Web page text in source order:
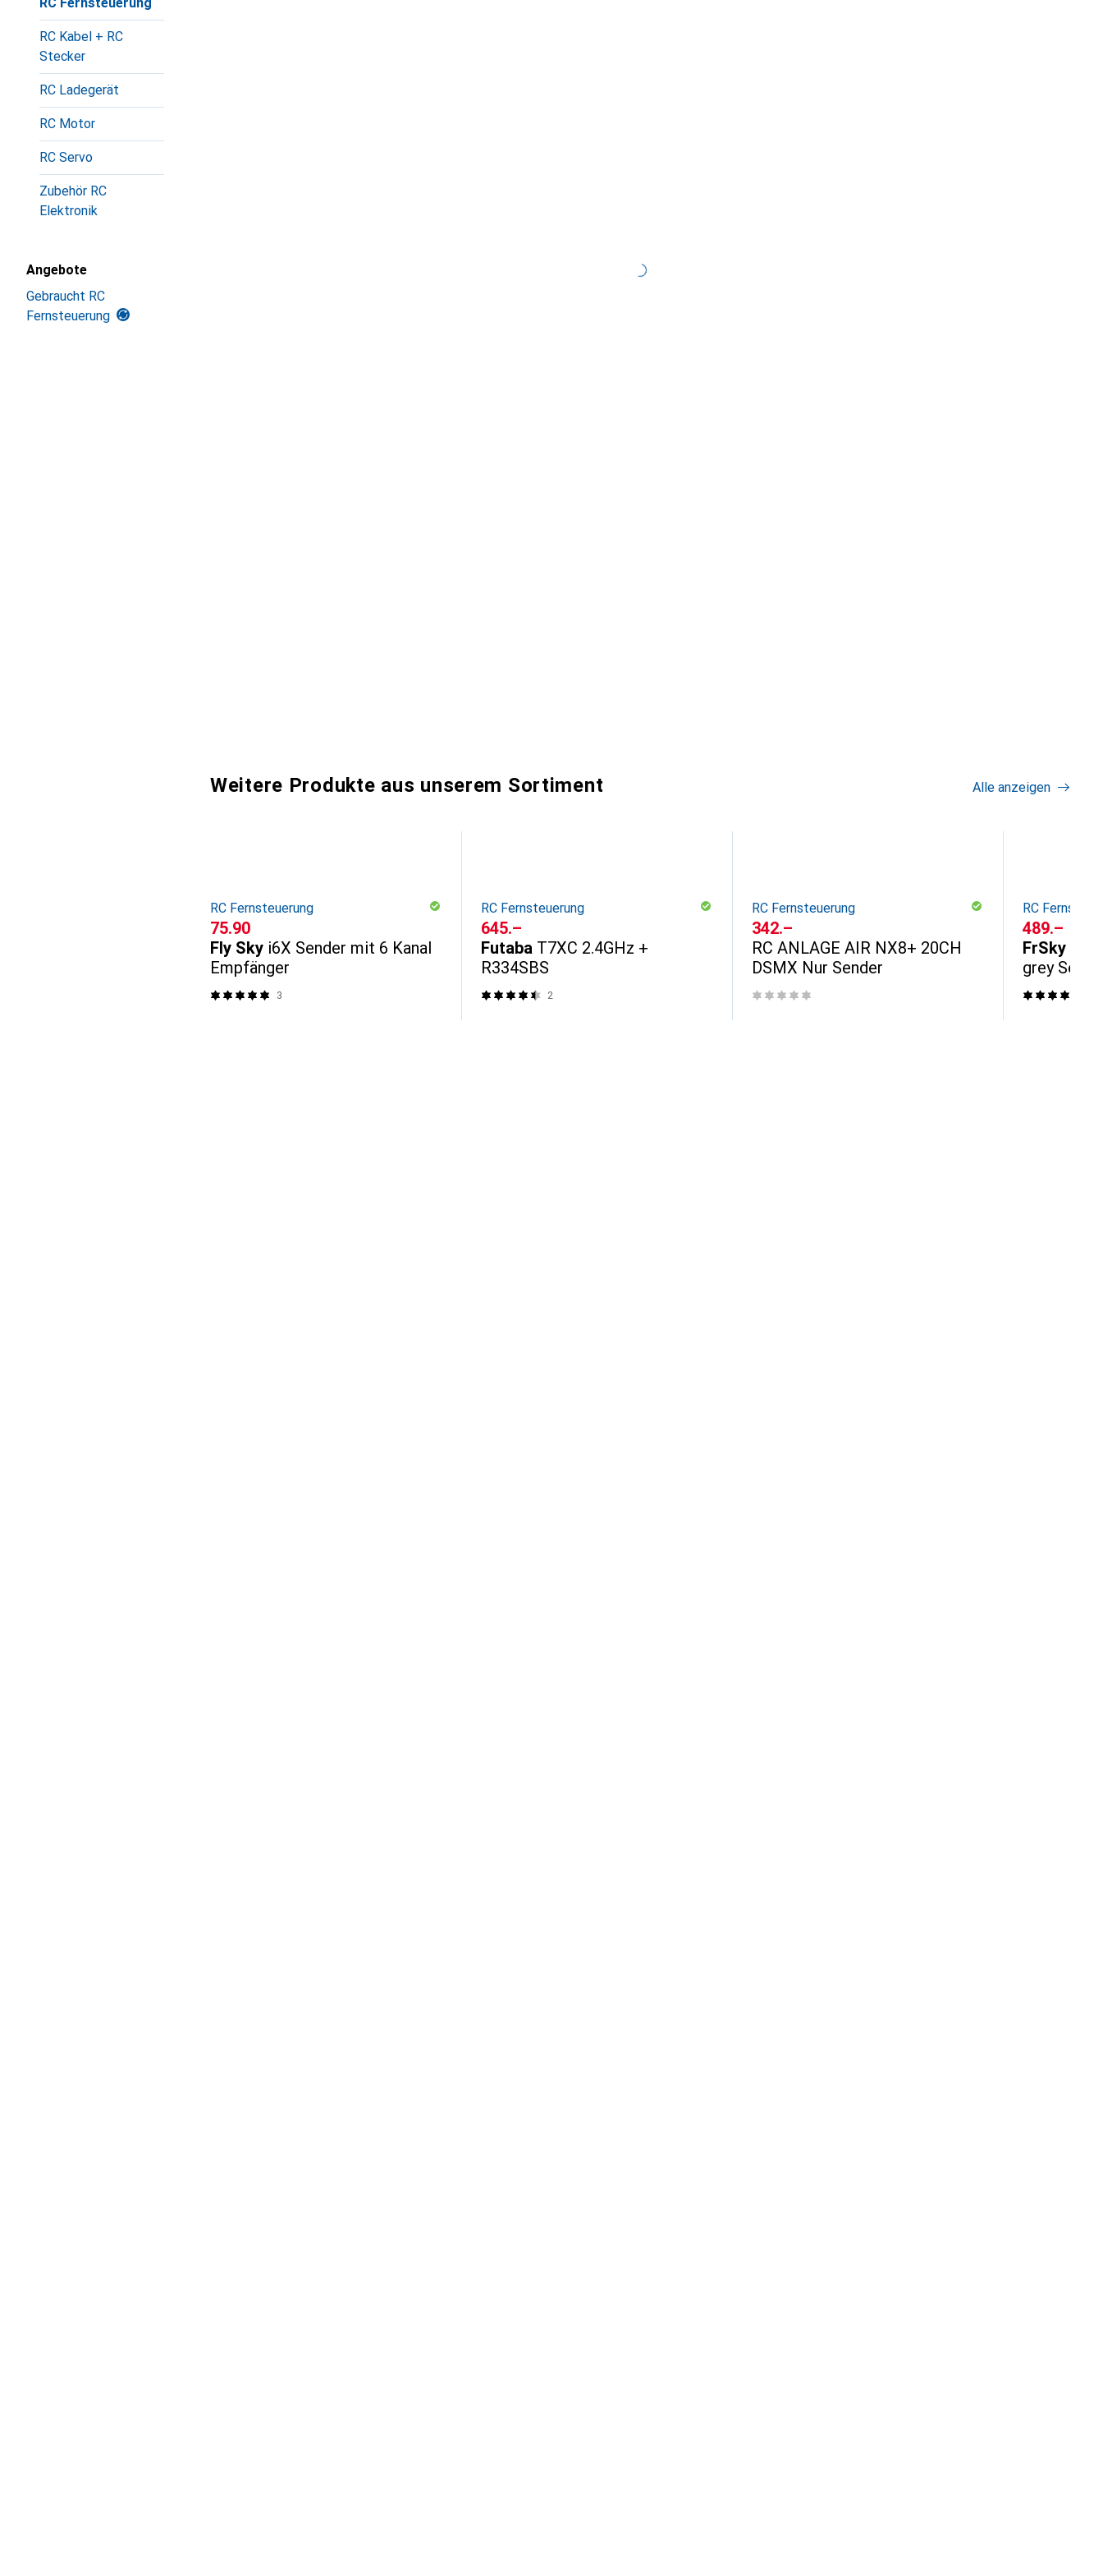
RC Kabel + RC
Stecker
RC Ladegerät
RC Motor
RC Servo
Zubehör RC
Elektronik
Angebote
Gebraucht RC
Fernsteuerung
Weitere Produkte aus unserem Sortiment Alle anzeigen
RC Fernsteuerung
CHF
75.90
Fly Sky i6X Sender mit 6 Kanal
Empfänger
3
RC Fernsteuerung
CHF
645.–
Futaba T7XC 2.4GHz +
R334SBS
2
RC Fernsteuerung
CHF
342.–
RC ANLAGE AIR NX8+ 20CH
DSMX Nur Sender
RC
CHF
489.–
FrSky
grey